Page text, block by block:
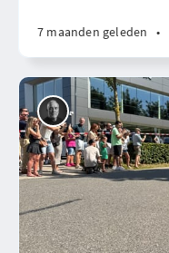
7 maanden geleden •